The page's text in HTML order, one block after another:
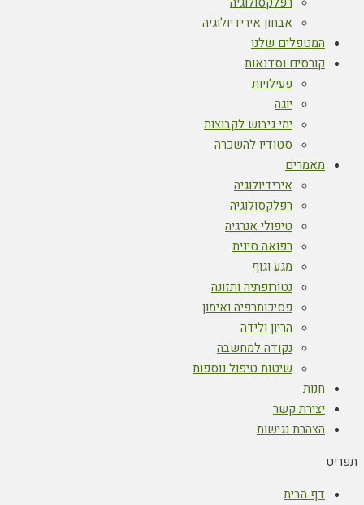
אבחון אירידיולוגיה
המטפלים שלנו
קורסים וסדנאות
פעילויות
יוגה
ימי גיבוש לקבוצות
סטודיו להשכרה
מאמרים
אירידיולוגיה
רפלקסולוגיה
טיפולי אנרגיה
רפואה סינית
מגע וגוף
נטורופתיה ותזונה
פסיכותרפיה ואימון
הריון ולידה
נקודה למחשבה
שיטות טיפול נוספות
חנות
יצירת קשר
הצהרת נגישות
תפריט
דף הבית